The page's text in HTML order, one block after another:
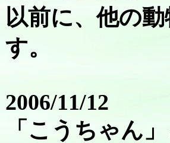
以前に、他の
す。
2006/11/12
「こうちゃん